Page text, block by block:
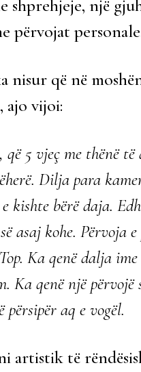
shprehjeje, një
përvojat
nisur që në
ajo vijoi:
5 vjeç me thënë
Dilja para
bërë daja.
asaj kohe. Përvoja
Ka qenë dalja
qenë një përvojë
aq e vogël.
artistik të